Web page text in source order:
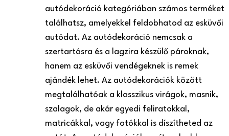
autódekoráció kategóriában számos terméket
találhatsz, amelyekkel feldobhatod az esküvői
autódat. Az autódekoráció nemcsak a
szertartásra és a lagzira készülő pároknak,
hanem az esküvői vendégeknek is remek
ajándék lehet. Az autódekorációk között
megtalálhatóak a klasszikus virágok, masnik,
szalagok, de akár egyedi feliratokkal,
matricákkal, vagy fotókkal is díszítheted az